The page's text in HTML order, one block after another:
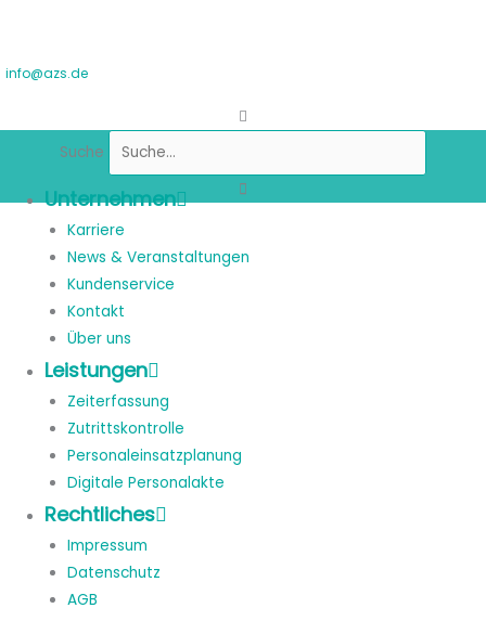
info@azs.de
Suche
Unternehmen
Karriere
News & Veranstaltungen
Kundenservice
Kontakt
Über uns
Leistungen
Zeiterfassung
Zutrittskontrolle
Personaleinsatzplanung
Digitale Personalakte
Rechtliches
Impressum
Datenschutz
AGB